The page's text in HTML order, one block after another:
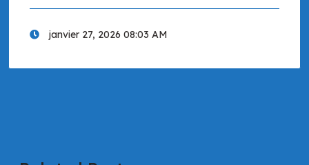
janvier 27, 2026 08:03 AM